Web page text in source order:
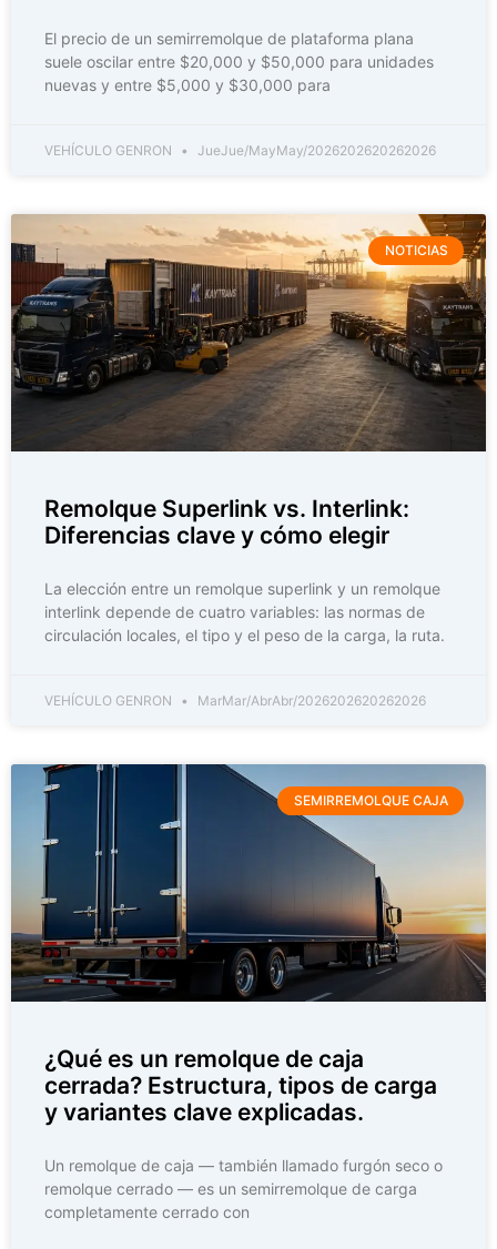
El precio de un semirremolque de plataforma plana
suele oscilar entre $20,000 y $50,000 para unidades
nuevas y entre $5,000 y $30,000 para
VEHÍCULO GENRON JueJue/MayMay/2026202620262026
NOTICIAS
Remolque Superlink vs. Interlink:
Diferencias clave y cómo elegir
La elección entre un remolque superlink y un remolque
interlink depende de cuatro variables: las normas de
circulación locales, el tipo y el peso de la carga, la ruta.
VEHÍCULO GENRON MarMar/AbrAbr/2026202620262026
SEMIRREMOLQUE CAJA
¿Qué es un remolque de caja
cerrada? Estructura, tipos de carga
y variantes clave explicadas.
Un remolque de caja — también llamado furgón seco o
remolque cerrado — es un semirremolque de carga
completamente cerrado con